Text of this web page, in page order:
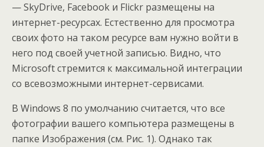
— SkyDrive, Facebook и Flickr размещены на
интернет-ресурсах. Естественно для просмотра
своих фото на таком ресурсе вам нужно войти в
него под своей учетной записью. Видно, что
Microsoft стремится к максимальной интеграции
со всевозможными интернет-сервисами.
В Windows 8 по умолчанию считается, что все
фотографии вашего компьютера размещены в
папке Изображения (см. Рис. 1). Однако так